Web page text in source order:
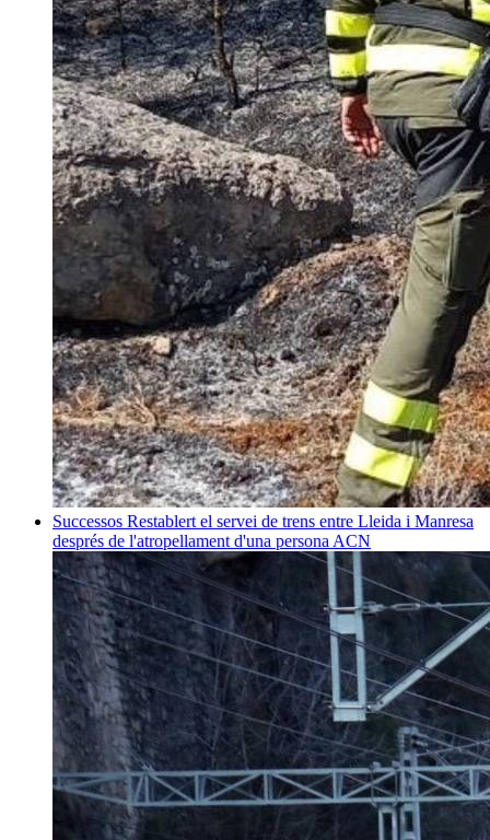
Successos Restablert el servei de trens entre Lleida i Manresa
després de l'atropellament d'una persona ACN